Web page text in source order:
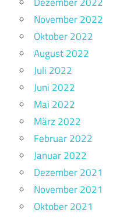
November 2022
Oktober 2022
August 2022
Juli 2022
Juni 2022
Mai 2022
März 2022
Februar 2022
Januar 2022
Dezember 2021
November 2021
Oktober 2021